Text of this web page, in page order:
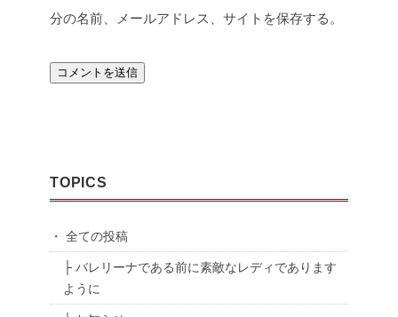
分の名前、メールアドレス、サイトを保存する。
TOPICS
・ 全ての投稿
├ バレリーナである前に素敵なレディであります
ように